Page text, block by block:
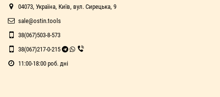
04073, Україна, Київ, вул. Сирецька, 9
sale@ostin.tools
38(067)503-8-573
38(067)217-0-215
11:00-18:00 роб. дні